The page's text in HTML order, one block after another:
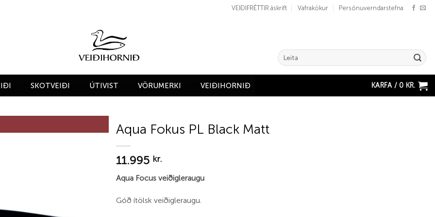
VEIÐIFRÉTTIR áskrift Vafrakökur Persónuverndarstefna
Search
for:
SKOTVEIÐI ÚTIVIST VÖRUMERKI VEIÐIHORNIÐ KARFA / 0 KR.
Aqua Fokus PL Black Matt
11.995 kr.
Aqua Focus veiðigleraugu
Góð ítölsk veiðigleraugu.